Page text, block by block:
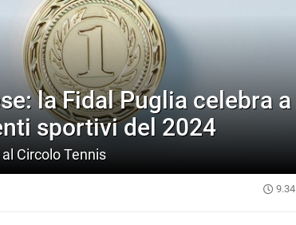
la Fidal Puglia celebra a
sportivi del 2024
Circolo Tennis
9.34